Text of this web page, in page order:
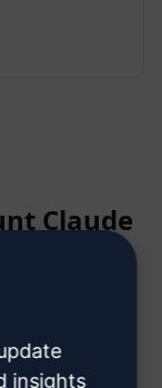
Claude
come
insights